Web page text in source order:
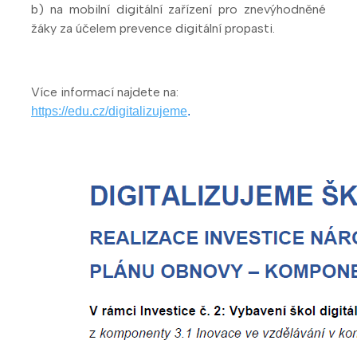
b) na mobilní digitální zařízení pro znevýhodněné
žáky za účelem prevence digitální propasti.
Více informací najdete na:
https://edu.cz/digitalizujeme.